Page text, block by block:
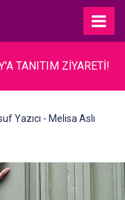
TANITIM ZİYARETİ!
Yazıcı - Melisa Aslı